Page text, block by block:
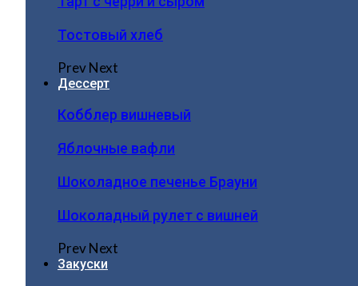
Тостовый хлеб
PrevNext
Дессерт
Кобблер вишневый
Яблочные вафли
Шоколадное печенье Брауни
Шоколадный рулет с вишней
PrevNext
Закуски